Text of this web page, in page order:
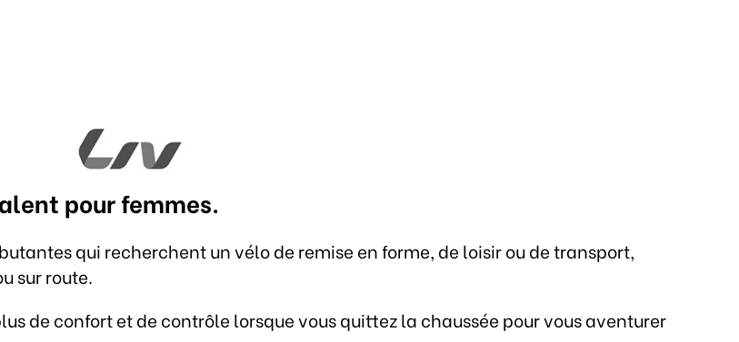
pour femmes.
qui recherchent un vélo de remise en forme, de loisir ou de transport,
sur route.
de confort et de contrôle lorsque vous quittez la chaussée pour vous aventurer